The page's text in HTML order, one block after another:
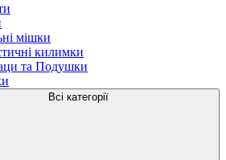
мішки
килимки
та Подушки
Всі категорії